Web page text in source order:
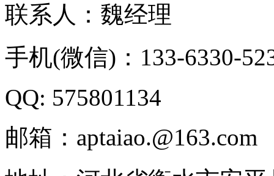
联系人：魏经理
手机(微信)：133-6330-
QQ: 575801134
邮箱：aptaiao.@163.com